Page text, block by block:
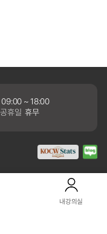
09:00 ~ 18:00
휴일 휴무
)41061
내강의실